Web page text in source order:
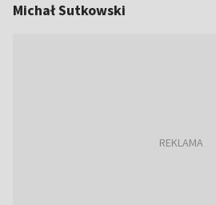
Michał Sutkowski